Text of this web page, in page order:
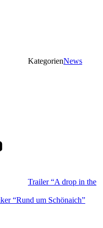
KategorienNews
Trailer “A drop in the
“Rund um Schönaich”